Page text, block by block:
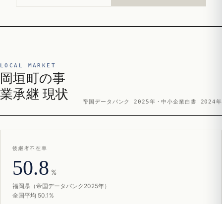
LOCAL MARKET
岡垣町の事
業承継 現状
帝国データバンク 2025年・中小企業白書 2024年
後継者不在率
50.8 %
福岡県（帝国データバンク2025年）
全国平均 50.1%